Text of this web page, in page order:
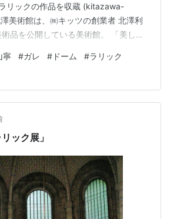
リックの作品を収蔵 (kitazawa-
美術館は、㈱キッツの創業者 北澤利
品を公開している美術館。 「美しい
す。 エミール・ガレ《雪中笹に雀図
ャポンズムの影響がよくわかる秀逸な
兄弟《ツバメ文円筒形花瓶》1897年
水瓶《三羽のツバメ》1920年 ルネ・
ツバメ》ほや《つむじ…
寧 #ガレ # ドーム #ラリック
ック展」